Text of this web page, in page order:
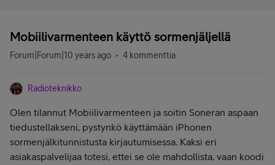
Mobiilivarmenteen käyttö sormenjäljellä
Forum|Forum|10 years ago 4 kommenttia
Radioteknikko
Olen tilannut Mobiilivarmenteen ja soitin Soneran aspaan
tiedustellakseni, pystynkö käyttämään iPhonen
sormenjälkitunnistusta kirjautumisessa. Kaksi eri
asiakaspalvelijaa totesi, ettei se ole mahdollista, vaan koodi